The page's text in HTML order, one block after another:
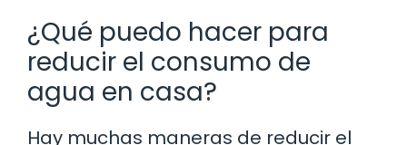
¿Qué puedo hacer para
reducir el consumo de
agua en casa?
Hay muchas maneras de reducir el